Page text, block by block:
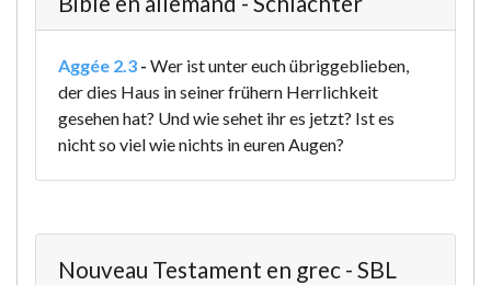
Aggée 2.3 - Wer ist unter euch übriggeblieben,
der dies Haus in seiner frühern Herrlichkeit
gesehen hat? Und wie sehet ihr es jetzt? Ist es
nicht so viel wie nichts in euren Augen?
Nouveau Testament en grec - SBL